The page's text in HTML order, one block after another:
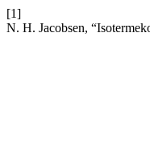
[1]
N. H. Jacobsen,